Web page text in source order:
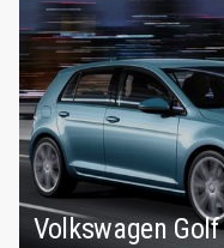
Volkswagen Golf